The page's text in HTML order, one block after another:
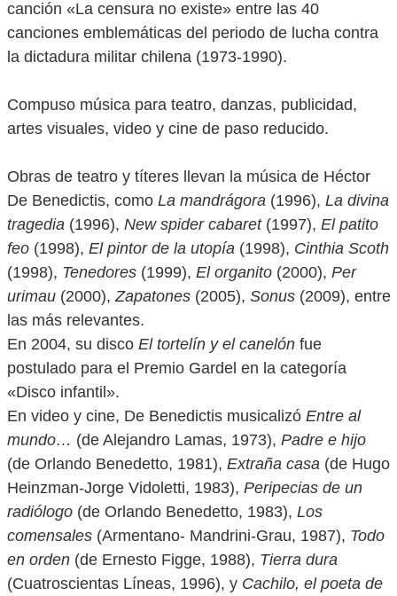
canción «La censura no existe» entre las 40
canciones emblemáticas del periodo de lucha contra
la dictadura militar chilena (1973-1990).
Compuso música para teatro, danzas, publicidad,
artes visuales, video y cine de paso reducido.
Obras de teatro y títeres llevan la música de Héctor
De Benedictis, como La mandrágora (1996), La divina
tragedia (1996), New spider cabaret(1997), El patito
feo (1998), El pintor de la utopía (1998), Cinthia Scoth
(1998), Tenedores (1999), El organito (2000), Per
urimau (2000),Zapatones (2005), Sonus (2009), entre
las más relevantes.
En 2004, su disco El tortelín y el canelón fue
postulado para el Premio Gardel en la categoría
«Disco infantil».
En video y cine, De Benedictis musicalizó Entre al
mundo… (de Alejandro Lamas, 1973), Padre e hijo
(de Orlando Benedetto, 1981), Extraña casa (de Hugo
Heinzman-Jorge Vidoletti, 1983), Peripecias de un
radiólogo (de Orlando Benedetto, 1983), Los
comensales (Armentano- Mandrini-Grau, 1987), Todo
en orden (de Ernesto Figge, 1988), Tierra dura
(Cuatroscientas Líneas, 1996), y Cachilo, el poeta de